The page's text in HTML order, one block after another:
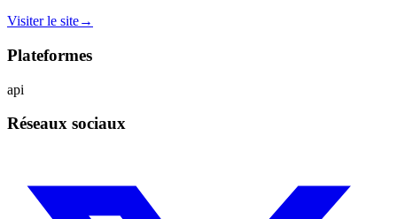
Visiter le site→
Plateformes
api
Réseaux sociaux